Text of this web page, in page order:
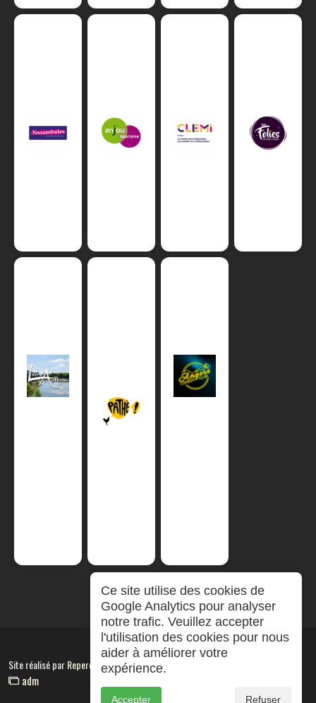
Site réalisé parRepereCom
adm
Ce site utilise des cookies de
Google Analytics pour analyser
notre trafic. Veuillez accepter
l'utilisation des cookies pour nous
aider à améliorer votre
expérience.
Accepter Refuser